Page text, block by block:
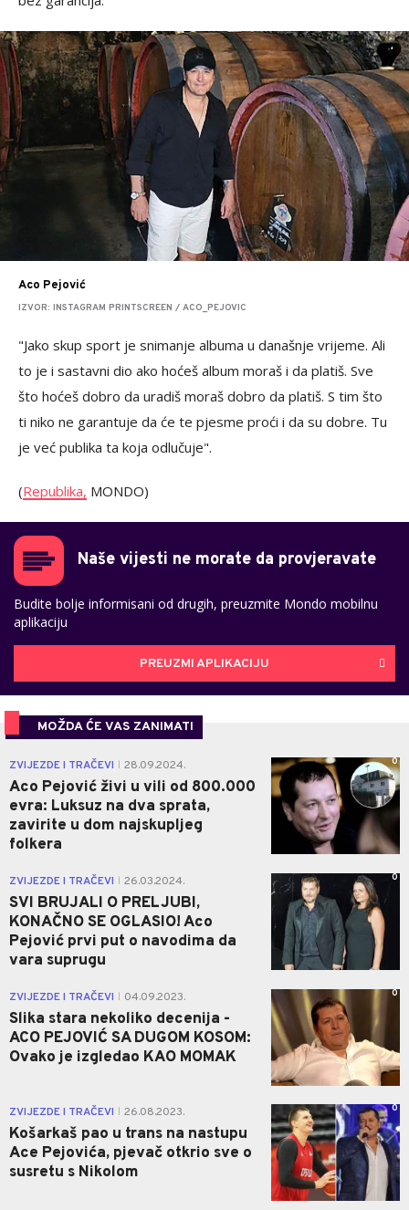
Aco Pejović
IZVOR: INSTAGRAM PRINTSCREEN / ACO_PEJOVIC
"Jako skup sport je snimanje albuma u današnje vrijeme. Ali
to je i sastavni dio ako hoćeš album moraš i da platiš. Sve
što hoćeš dobro da uradiš moraš dobro da platiš. S tim što
ti niko ne garantuje da će te pjesme proći i da su dobre. Tu
je već publika ta koja odlučuje".
(Republika, MONDO)
Naše vijesti ne morate da provjeravate
Budite bolje informisani od drugih, preuzmite Mondo mobilnu
aplikaciju
PREUZMI APLIKACIJU
MOŽDA ĆE VAS ZANIMATI
ZVIJEZDE I TRAČEVI 28.09.2024.
Aco Pejović živi u vili od 800.000
evra: Luksuz na dva sprata,
zavirite u dom najskupljeg
folkera
0
ZVIJEZDE I TRAČEVI 26.03.2024.
SVI BRUJALI O PRELJUBI,
KONAČNO SE OGLASIO! Aco
Pejović prvi put o navodima da
vara suprugu
0
ZVIJEZDE I TRAČEVI 04.09.2023.
Slika stara nekoliko decenija -
ACO PEJOVIĆ SA DUGOM KOSOM:
Ovako je izgledao KAO MOMAK
0
ZVIJEZDE I TRAČEVI 26.08.2023.
Košarkaš pao u trans na nastupu
Ace Pejovića, pjevač otkrio sve o
susretu s Nikolom
0